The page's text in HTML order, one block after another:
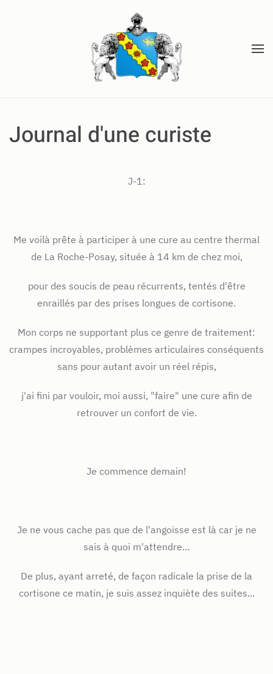
Accéder au contenu principal
Journal d'une curiste
J-1:
Me voilà prête à participer à une cure au centre thermal
de La Roche-Posay, située à 14 km de chez moi,
pour des soucis de peau récurrents, tentés d'être
enraillés par des prises longues de cortisone.
Mon corps ne supportant plus ce genre de traitement:
crampes incroyables, problèmes articulaires conséquents
sans pour autant avoir un réel répis,
j'ai fini par vouloir, moi aussi, "faire" une cure afin de
retrouver un confort de vie.
Je commence demain!
Je ne vous cache pas que de l'angoisse est là car je ne
sais à quoi m'attendre...
De plus, ayant arreté, de façon radicale la prise de la
cortisone ce matin, je suis assez inquiète des suites...